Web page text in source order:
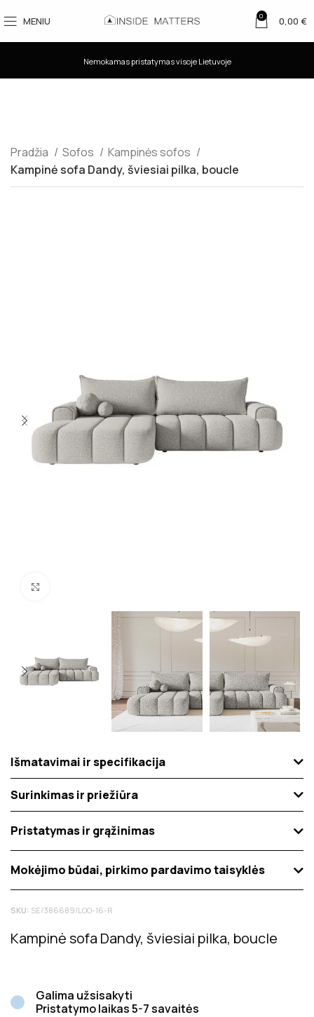
MENIU 0 0,00 €
Nemokamas pristatymas visoje Lietuvoje
Pradžia Sofos
Kampinės sofos
Kampinė sofa Dandy, šviesiai pilka, boucle
Išmatavimai ir specifikacija
Surinkimas ir priežiūra
Pristatymas ir grąžinimas
Mokėjimo būdai, pirkimo pardavimo taisyklės
SKU: SE/386689/LOO-16-R
Kampinė sofa Dandy, šviesiai pilka, boucle
Galima užsisakyti
Pristatymo laikas 5-7 savaitės